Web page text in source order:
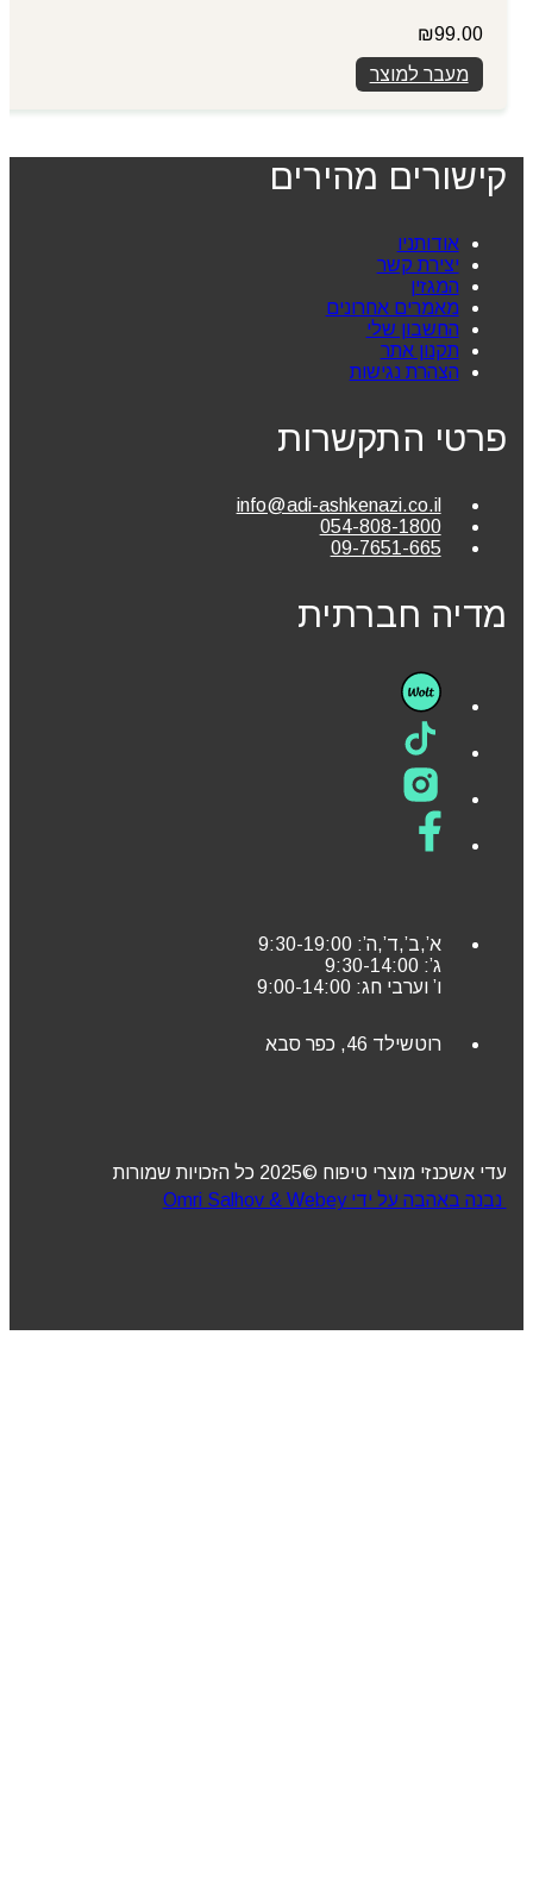
₪99.00
מעבר למוצר
קישורים מהירים
אודותניו
יצירת קשר
המגזין
מאמרים אחרונים
החשבון שלי
תקנון אתר
הצהרת נגישות
פרטי התקשרות
info@adi-ashkenazi.co.il
054-808-1800
09-7651-665
מדיה חברתית
א’,ב’,ד’,ה’: 9:30-19:00
ג’: 9:30-14:00
ו’ וערבי חג: 9:00-14:00
רוטשילד 46, כפר סבא
עדי אשכנזי מוצרי טיפוח ©2025 כל הזכויות שמורות
נבנה באהבה על ידי Omri Salhov & Webey